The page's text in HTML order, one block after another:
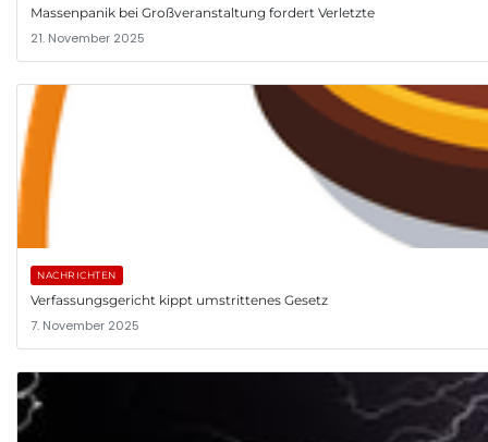
Massenpanik bei Großveranstaltung fordert Verletzte
21. November 2025
NACHRICHTEN
Verfassungsgericht kippt umstrittenes Gesetz
7. November 2025